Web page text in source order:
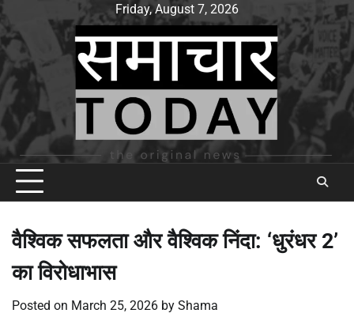
Skip
to
content
Friday, August 7, 2026
वैश्विक सफलता और वैश्विक निंदा: ‘धुरंधर 2’
का विरोधाभास
Posted on March 25, 2026 by Shama